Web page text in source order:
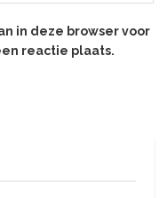
in deze browser voor
reactie plaats.